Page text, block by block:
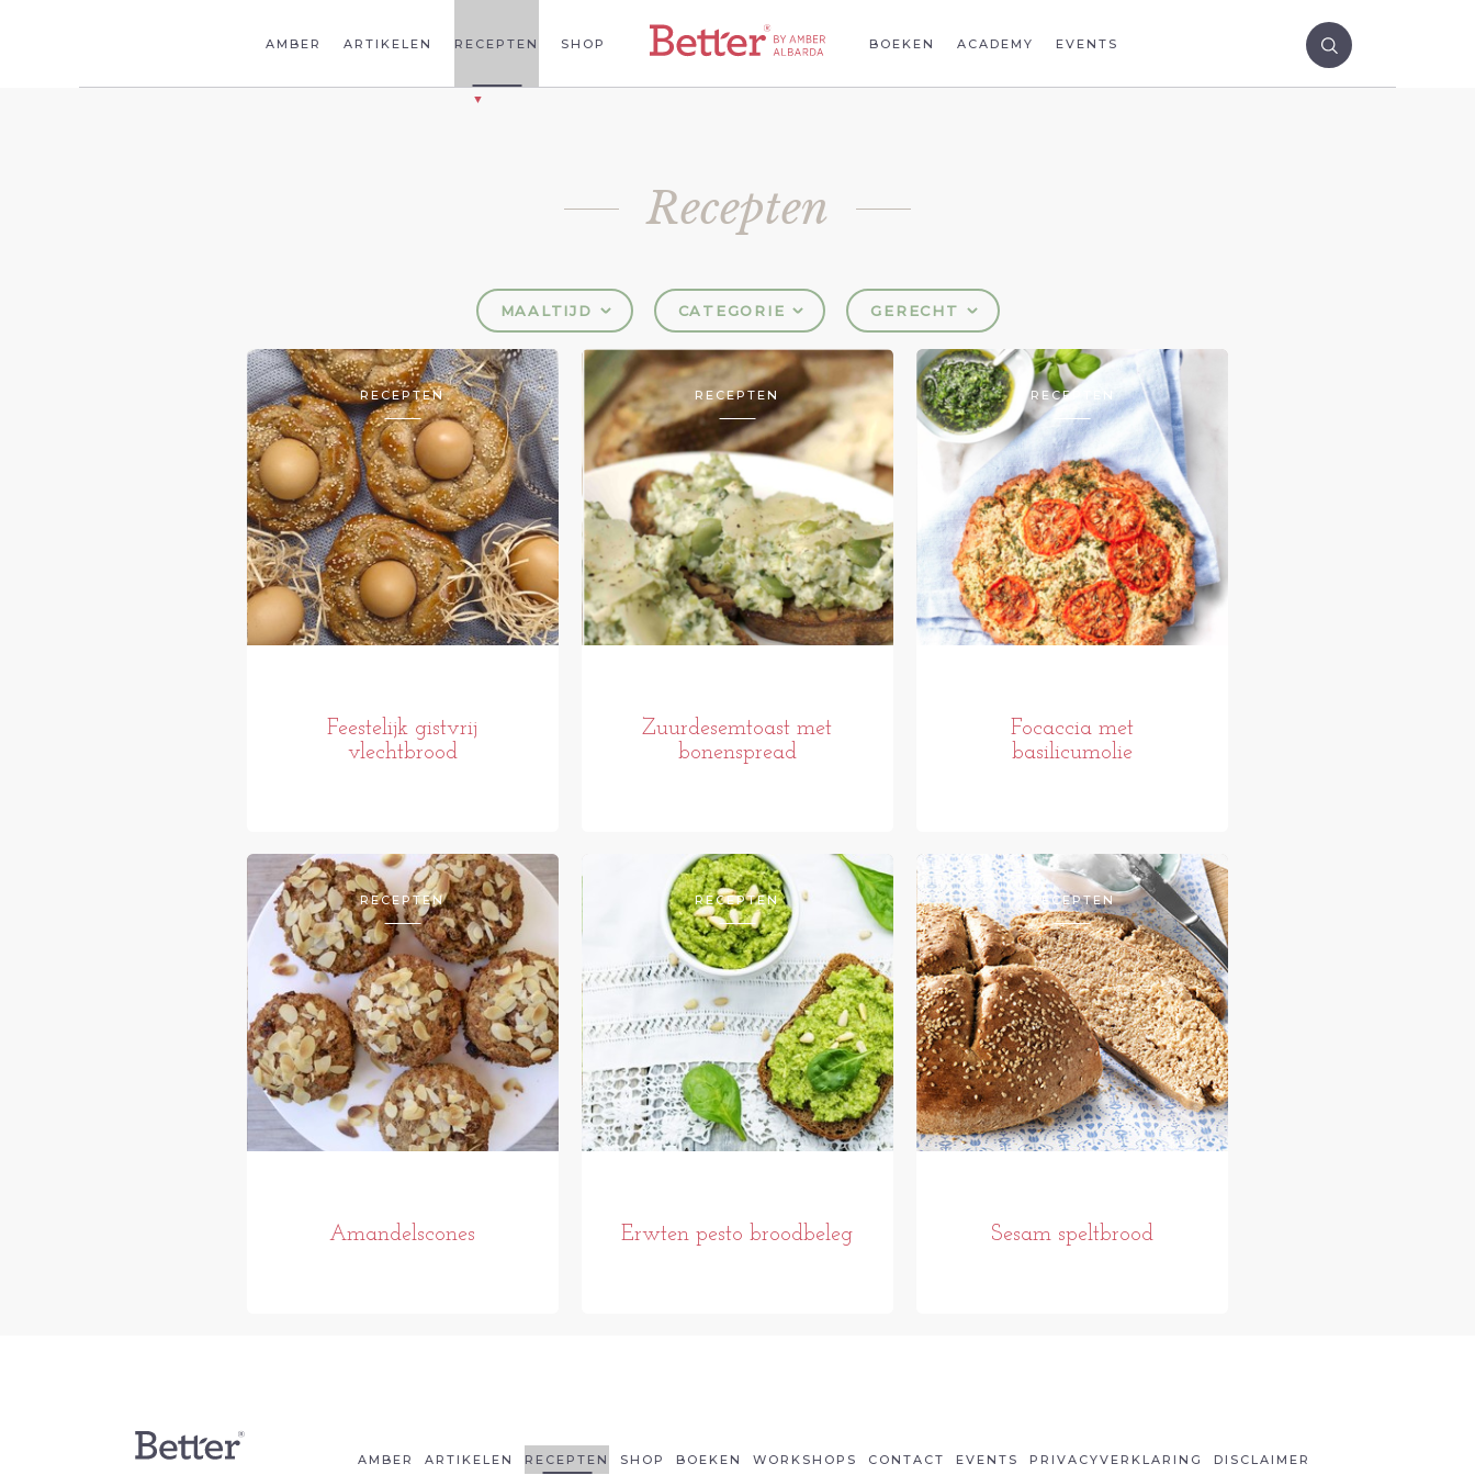
AMBER ARTIKELEN RECEPTEN SHOP BOEKEN ACADEMY EVENTS
Recepten
MAALTIJD CATEGORIE GERECHT
RECEPTEN
Feestelijk gistvrij
vlechtbrood
RECEPTEN
Zuurdesemtoast met
bonenspread
RECEPTEN
Focaccia met
basilicumolie
RECEPTEN
Amandelscones
RECEPTEN
Erwten pesto broodbeleg
RECEPTEN
Sesam speltbrood
AMBER ARTIKELEN RECEPTEN SHOP BOEKEN WORKSHOPS CONTACT EVENTS PRIVACYVERKLARING DISCLAIMER